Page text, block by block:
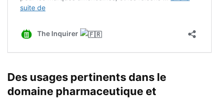
Des usages pertinents dans le
domaine pharmaceutique et